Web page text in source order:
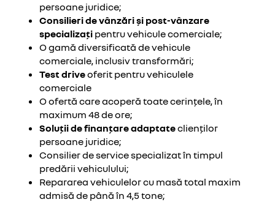
persoane juridice;
Consilieri de vânzări și post-vânzare
specializați pentru vehicule comerciale;
O gamă diversificată de vehicule
comerciale, inclusiv transformări;
Test driveoferit pentru vehiculele
comerciale
O ofertă care acoperă toate cerințele, în
maximum 48 de ore;
Soluții de finanțare adaptateclienților
persoane juridice;
Consilier de service specializat în timpul
predării vehiculului;
Repararea vehiculelor cu masă total maxim
admisă de până în 4,5 tone;